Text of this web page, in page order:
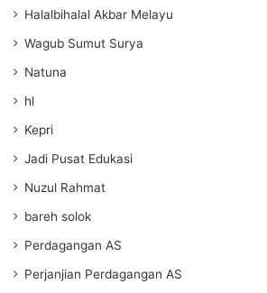
Halalbihalal Akbar Melayu
Wagub Sumut Surya
Natuna
hl
Kepri
Jadi Pusat Edukasi
Nuzul Rahmat
bareh solok
Perdagangan AS
Perjanjian Perdagangan AS